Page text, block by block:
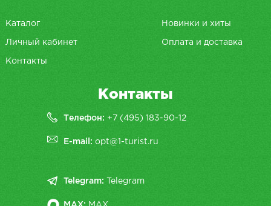
Каталог Новинки и хиты
Личный кабинет Оплата и доставка
Контакты
Контакты
Телефон: +7 (495) 183-90-12
E-mail:opt@1-turist.ru
Telegram: Telegram